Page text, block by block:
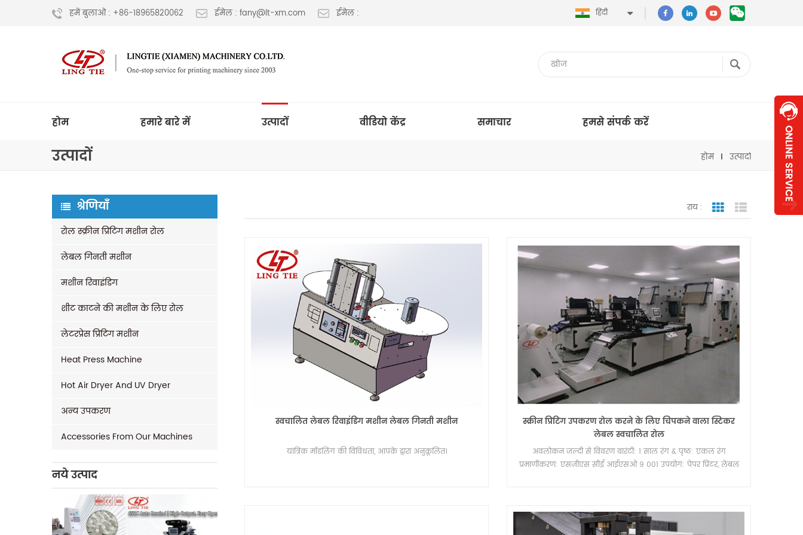
हमें बुलाओ : +86-18965820062 ईमेल : fany@lt-xm.com ईमेल : हिंदी
होम हमारे बारे में उत्पादों वीडियो केंद्र समाचार हमसे संपर्क करें
उत्पादों होम उत्पादों
श्रेणियाँ
रोल स्क्रीन प्रिंटिंग मशीन रोल
लेबल गिनती मशीन
मशीन रिवाइंडिंग
शीट काटने की मशीन के लिए रोल
लेटरप्रेस प्रिंटिंग मशीन
Heat Press Machine
Hot Air Dryer And UV Dryer
अन्य उपकरण
Accessories From Our Machines
नये उत्पाद
राय : जाली देखनासूची दृश्य
स्वचालित लेबल रिवाइंडिंग मशीन लेबल गिनती मशीन
यांत्रिक मॉडलिंग की विविधता, आपके द्वारा अनुकूलित।
स्क्रीन प्रिंटिंग उपकरण रोल करने के लिए चिपकने वाला स्टिकर
लेबल स्वचालित रोल
अवलोकन जल्दी से विवरण वारंटी: 1 साल रंग & पृष्ठ: एकल रंग
प्रमाणीकरण: एसजीएस सीई आईएसओ 9 001 उपयोग: पेपर प्रिंटर, लेबल
मुद्रण रंग: बहु रंग मुद्रण गति: 0-6000 टी / एच ब्रांड का नाम: लिंगटी
बिक्री के बाद सेवा: ऑनलाइन समर्थन, वीडियो तकनीकी सहायता, फील्ड